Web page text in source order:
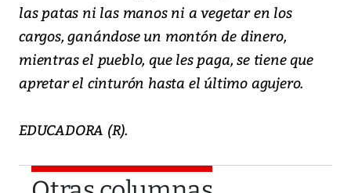
las patas ni las manos ni a vegetar en los
cargos, ganándose un montón de dinero,
mientras el pueblo, que les paga, se tiene que
apretar el cinturón hasta el último agujero.
EDUCADORA (R).